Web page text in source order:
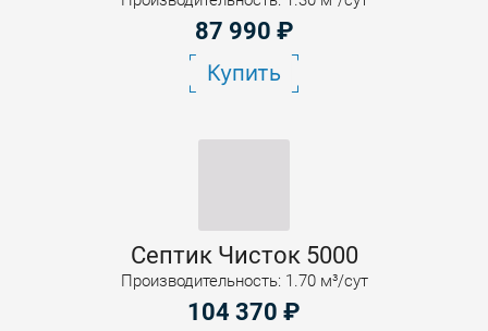
87 990 ₽
Купить
Септик Чисток 5000
Производительность: 1.70 м³/сут
104 370 ₽